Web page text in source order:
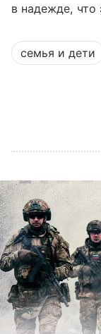
в надежде,
семья и дети